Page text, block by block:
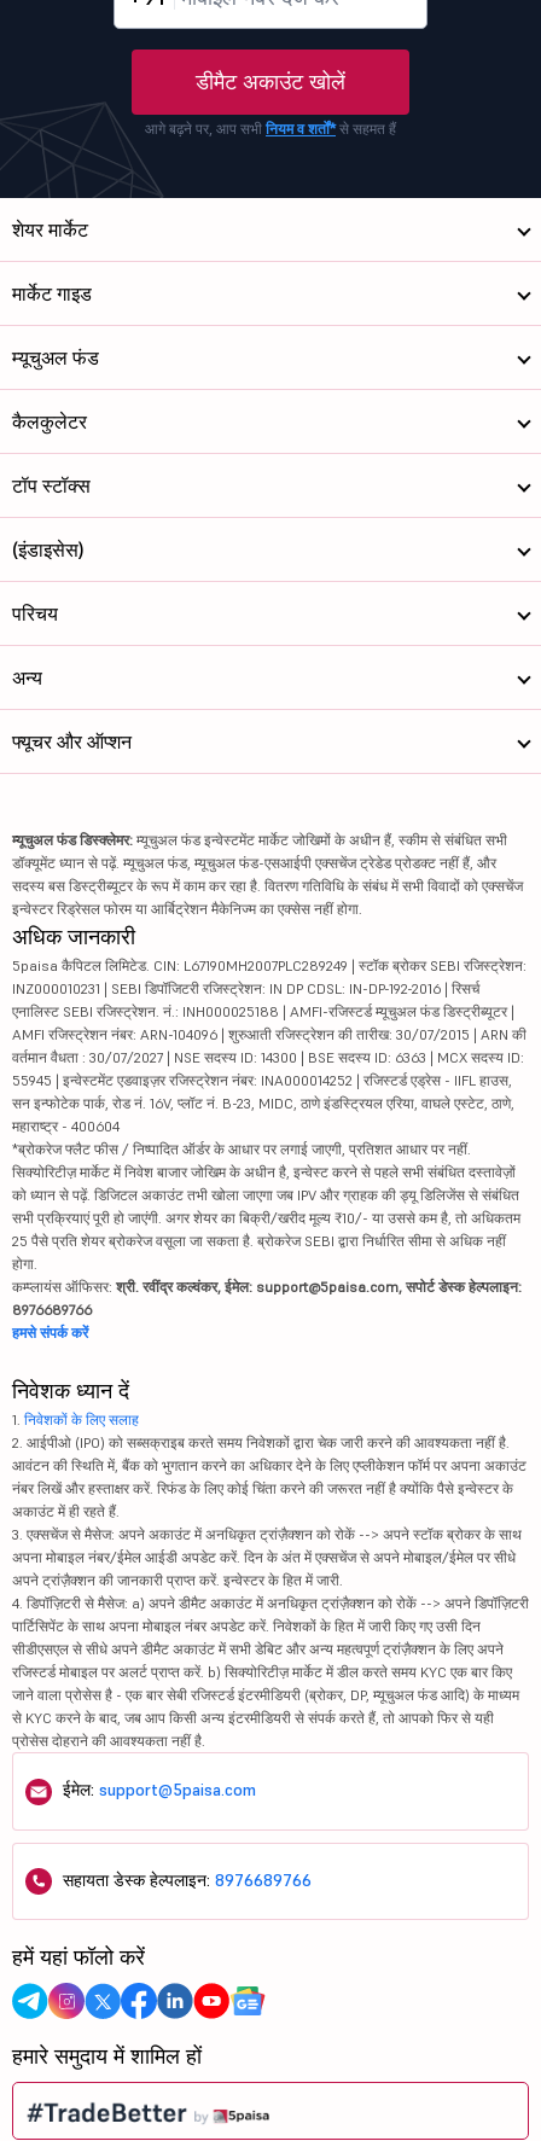
डीमैट अकाउंट खोलें
आगे बढ़ने पर, आप सभी नियम व शर्तों*से सहमत हैं
शेयर मार्केट
मार्केट गाइड
म्यूचुअल फंड
कैलकुलेटर
टॉप स्टॉक्स
(इंडाइसेस)
परिचय
अन्य
फ्यूचर और ऑप्शन
म्यूचुअल फंड डिस्क्लेमर: म्यूचुअल फंड इन्वेस्टमेंट मार्केट जोखिमों के अधीन हैं, स्कीम से संबंधित सभी
डॉक्यूमेंट ध्यान से पढ़ें. म्यूचुअल फंड, म्यूचुअल फंड-एसआईपी एक्सचेंज ट्रेडेड प्रोडक्ट नहीं हैं, और
सदस्य बस डिस्ट्रीब्यूटर के रूप में काम कर रहा है. वितरण गतिविधि के संबंध में सभी विवादों को एक्सचेंज
इन्वेस्टर रिड्रेसल फोरम या आर्बिट्रेशन मैकेनिज्म का एक्सेस नहीं होगा.
अधिक जानकारी
5paisa कैपिटल लिमिटेड. CIN: L67190MH2007PLC289249 | स्टॉक ब्रोकर SEBI रजिस्ट्रेशन:
INZ000010231 | SEBI डिपॉजिटरी रजिस्ट्रेशन: IN DP CDSL: IN-DP-192-2016 | रिसर्च
एनालिस्ट SEBI रजिस्ट्रेशन. नं.: INH000025188 | AMFI-रजिस्टर्ड म्यूचुअल फंड डिस्ट्रीब्यूटर |
AMFI रजिस्ट्रेशन नंबर: ARN-104096 | शुरुआती रजिस्ट्रेशन की तारीख: 30/07/2015 | ARN की
वर्तमान वैधता : 30/07/2027 | NSE सदस्य ID: 14300 | BSE सदस्य ID: 6363 | MCX सदस्य ID:
55945 | इन्वेस्टमेंट एडवाइज़र रजिस्ट्रेशन नंबर: INA000014252 | रजिस्टर्ड एड्रेस - IIFL हाउस,
सन इन्फोटेक पार्क, रोड नं. 16V, प्लॉट नं. B-23, MIDC, ठाणे इंडस्ट्रियल एरिया, वाघले एस्टेट, ठाणे,
महाराष्ट्र - 400604
*ब्रोकरेज फ्लैट फीस / निष्पादित ऑर्डर के आधार पर लगाई जाएगी, प्रतिशत आधार पर नहीं.
सिक्योरिटीज़ मार्केट में निवेश बाजार जोखिम के अधीन है, इन्वेस्ट करने से पहले सभी संबंधित दस्तावेज़ों
को ध्यान से पढ़ें. डिजिटल अकाउंट तभी खोला जाएगा जब IPV और ग्राहक की ड्यू डिलिजेंस से संबंधित
सभी प्रक्रियाएं पूरी हो जाएंगी. अगर शेयर का बिक्री/खरीद मूल्य ₹10/- या उससे कम है, तो अधिकतम
25 पैसे प्रति शेयर ब्रोकरेज वसूला जा सकता है. ब्रोकरेज SEBI द्वारा निर्धारित सीमा से अधिक नहीं
होगा.
कम्प्लायंस ऑफिसर: श्री. रवींद्र कल्वंकर, ईमेल: support@5paisa.com, सपोर्ट डेस्क हेल्पलाइन:
8976689766
हमसे संपर्क करें
निवेशक ध्यान दें
1. निवेशकों के लिए सलाह
2. आईपीओ (IPO) को सब्सक्राइब करते समय निवेशकों द्वारा चेक जारी करने की आवश्यकता नहीं है.
आवंटन की स्थिति में, बैंक को भुगतान करने का अधिकार देने के लिए एप्लीकेशन फॉर्म पर अपना अकाउंट
नंबर लिखें और हस्ताक्षर करें. रिफंड के लिए कोई चिंता करने की जरूरत नहीं है क्योंकि पैसे इन्वेस्टर के
अकाउंट में ही रहते हैं.
3. एक्सचेंज से मैसेज: अपने अकाउंट में अनधिकृत ट्रांज़ैक्शन को रोकें --> अपने स्टॉक ब्रोकर के साथ
अपना मोबाइल नंबर/ईमेल आईडी अपडेट करें. दिन के अंत में एक्सचेंज से अपने मोबाइल/ईमेल पर सीधे
अपने ट्रांज़ैक्शन की जानकारी प्राप्त करें. इन्वेस्टर के हित में जारी.
4. डिपॉज़िटरी से मैसेज: a) अपने डीमैट अकाउंट में अनधिकृत ट्रांज़ैक्शन को रोकें --> अपने डिपॉज़िटरी
पार्टिसिपेंट के साथ अपना मोबाइल नंबर अपडेट करें. निवेशकों के हित में जारी किए गए उसी दिन
सीडीएसएल से सीधे अपने डीमैट अकाउंट में सभी डेबिट और अन्य महत्वपूर्ण ट्रांज़ैक्शन के लिए अपने
रजिस्टर्ड मोबाइल पर अलर्ट प्राप्त करें. b) सिक्योरिटीज़ मार्केट में डील करते समय KYC एक बार किए
जाने वाला प्रोसेस है - एक बार सेबी रजिस्टर्ड इंटरमीडियरी (ब्रोकर, DP, म्यूचुअल फंड आदि) के माध्यम
से KYC करने के बाद, जब आप किसी अन्य इंटरमीडियरी से संपर्क करते हैं, तो आपको फिर से यही
प्रोसेस दोहराने की आवश्यकता नहीं है.
ईमेल: support@5paisa.com
सहायता डेस्क हेल्पलाइन: 8976689766
हमें यहां फॉलो करें
हमारे समुदाय में शामिल हों